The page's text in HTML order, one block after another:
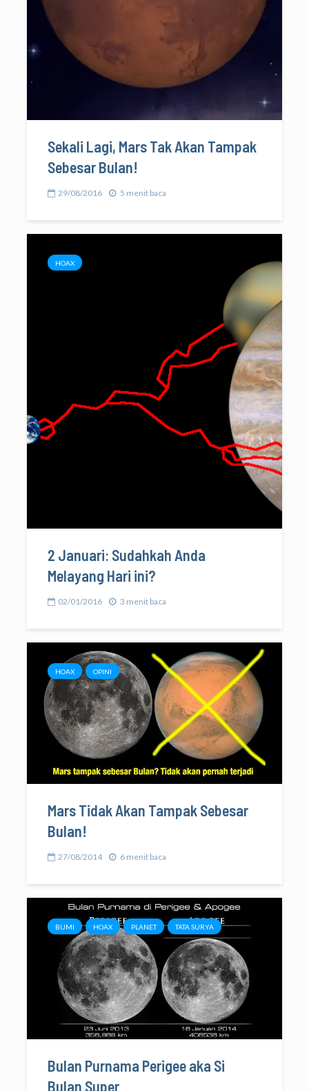
Sekali Lagi, Mars Tak Akan Tampak
Sebesar Bulan!
29/08/2016 5 menit baca
HOAX
2 Januari: Sudahkah Anda
Melayang Hari ini?
02/01/2016 3 menit baca
HOAX OPINI
Mars Tidak Akan Tampak Sebesar
Bulan!
27/08/2014 6 menit baca
BUMI HOAX PLANET TATA SURYA
Bulan Purnama Perigee aka Si
Bulan Super